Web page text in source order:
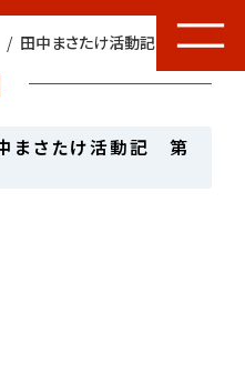
/ 田中まさたけ活動記 第15号
まさたけ活動記 第